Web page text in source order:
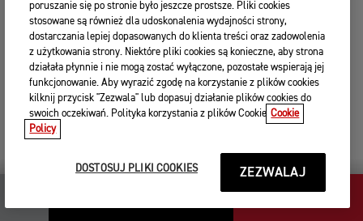
W standardzie W standardzie
CARNIVAL RED / SAPPHIRE
poruszanie się po stronie było jeszcze prostsze. Pliki cookies
stosowane są również dla udoskonalenia wydajności strony,
dostarczania lepiej dopasowanych do klienta treści oraz zadowolenia
z użytkowania strony. Niektóre pliki cookies są konieczne, aby strona
działała płynnie i nie mogą zostać wyłączone, pozostałe wspierają jej
funkcjonowanie. Aby wyrazić zgodę na korzystanie z plików cookies
kilknij przycisk "Zezwala" lub dopasuj działanie plików cookies do
swoich oczekiwań. Polityka korzystania z plików Cookie Cookie
Policy
DOSTOSUJ PLIKI COOKIES ZEZWALAJ